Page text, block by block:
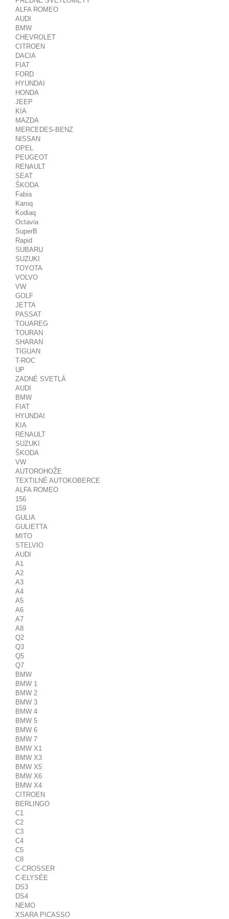
ALFA ROMEO
AUDI
BMW
CHEVROLET
CITROEN
DACIA
FIAT
FORD
HYUNDAI
HONDA
JEEP
KIA
MAZDA
MERCEDES-BENZ
NISSAN
OPEL
PEUGEOT
RENAULT
SEAT
ŠKODA
Fabia
Karoq
Kodiaq
Octavia
SuperB
Rapid
SUBARU
SUZUKI
TOYOTA
VOLVO
VW
GOLF
JETTA
PASSAT
TOUAREG
TOURAN
SHARAN
TIGUAN
T-ROC
UP
ZADNÉ SVETLÁ
AUDI
BMW
FIAT
HYUNDAI
KIA
RENAULT
SUZUKI
ŠKODA
VW
AUTOROHOŽE
TEXTILNÉ AUTOKOBERCE
ALFA ROMEO
156
159
GULIA
GULIETTA
MITO
STELVIO
AUDI
A1
A2
A3
A4
A5
A6
A7
A8
Q2
Q3
Q5
Q7
BMW
BMW 1
BMW 2
BMW 3
BMW 4
BMW 5
BMW 6
BMW 7
BMW X1
BMW X3
BMW X5
BMW X6
BMW X4
CITROEN
BERLINGO
C1
C2
C3
C4
C5
C8
C-CROSSER
C-ELYSÉE
DS3
DS4
NEMO
XSARA PICASSO